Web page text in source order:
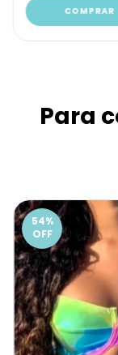
COMPRAR
Para
54%
OFF